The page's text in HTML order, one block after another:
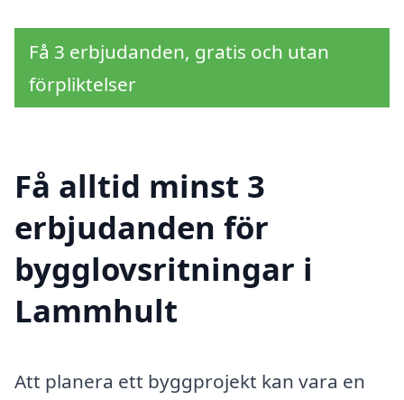
Få 3 erbjudanden, gratis och utan
förpliktelser
Få alltid minst 3
erbjudanden för
bygglovsritningar i
Lammhult
Att planera ett byggprojekt kan vara en